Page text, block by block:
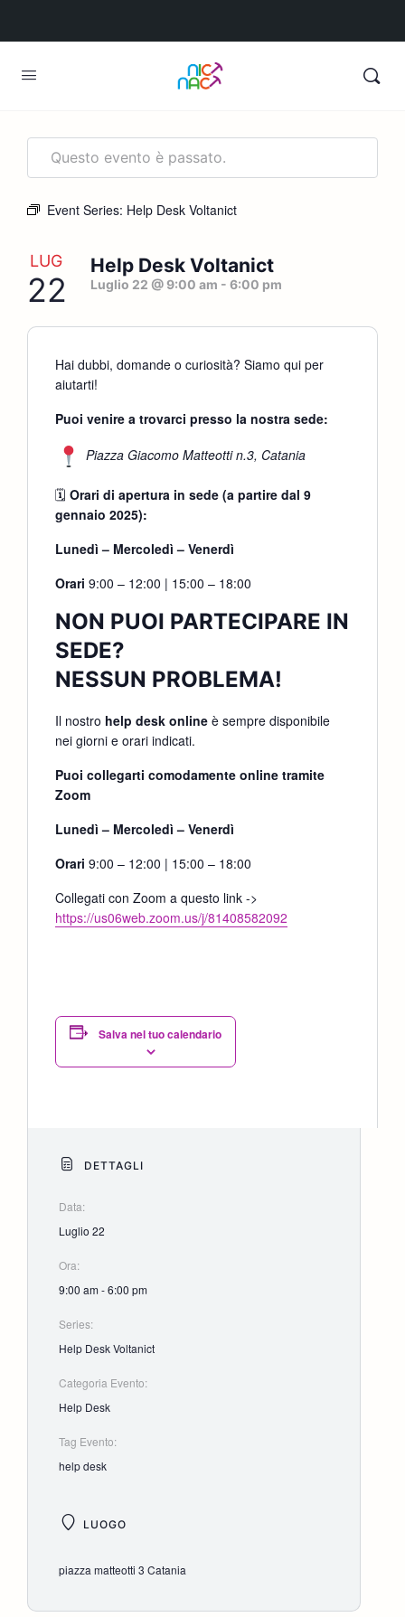
Questo evento è passato.
Event Series: Help Desk Voltanict
LUG
22
Help Desk Voltanict
Luglio 22 @ 9:00 am - 6:00 pm
Hai dubbi, domande o curiosità? Siamo qui per
aiutarti!
Puoi venire a trovarci presso la nostra sede:
Piazza Giacomo Matteotti n.3, Catania
🗓 Orari di apertura in sede (a partire dal 9
gennaio 2025):
Lunedì – Mercoledì – Venerdì
Orari 9:00 – 12:00 | 15:00 – 18:00
NON PUOI PARTECIPARE IN
SEDE?
NESSUN PROBLEMA!
Il nostro help desk online è sempre disponibile
nei giorni e orari indicati.
Puoi collegarti comodamente online tramite
Zoom
Lunedì – Mercoledì – Venerdì
Orari 9:00 – 12:00 | 15:00 – 18:00
Collegati con Zoom a questo link ->
https://us06web.zoom.us/j/81408582092
Salva nel tuo calendario
DETTAGLI
Data:
Luglio 22
Ora:
9:00 am - 6:00 pm
Series:
Help Desk Voltanict
Categoria Evento:
Help Desk
Tag Evento:
help desk
LUOGO
piazza matteotti 3 Catania